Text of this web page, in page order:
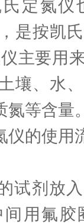
氮仪
是按凯
主要用
壤、水
氮等含量
的使用
剂放入
用氟